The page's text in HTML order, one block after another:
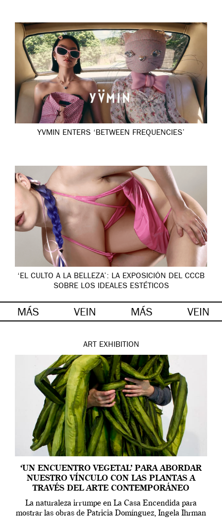
YVMIN ENTERS ‘BETWEEN FREQUENCIES’
‘EL CULTO A LA BELLEZA’: LA EXPOSICIÓN DEL CCCB
SOBRE LOS IDEALES ESTÉTICOS
MÁS VEIN MÁS VEIN
ART EXHIBITION
‘UN ENCUENTRO VEGETAL’ PARA ABORDAR
NUESTRO VÍNCULO CON LAS PLANTAS A
TRAVÉS DEL ARTE CONTEMPORÁNEO
La naturaleza irrumpe en La Casa Encendida para
mostrar las obras de Patricia Domínguez, Ingela Ihrman